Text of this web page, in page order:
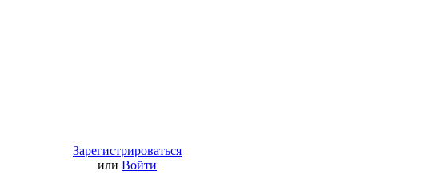
Зарегистрироваться
или Войти